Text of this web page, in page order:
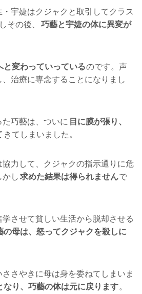
宇婕はクジャクと取引してクラス
その後、
巧藝と宇婕の体に異変が
と変わっていっているのです。声
治療に専念することになりまし
巧藝は、ついに 目に膜が張り、
きてしまいました。
力して、クジャクの指示通りに危
かし 求めた結果は得られませんで
させて貧しい生活から脱却させる
の母は、怒ってクジャクを殺しに
さやきに母は身を委ねてしまいま
なり、巧藝の体は元に戻ります 。